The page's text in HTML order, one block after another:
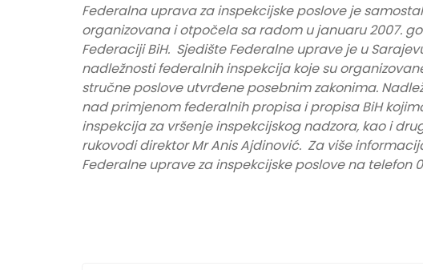
Federalna uprava za inspekcijske poslove je
organizovana i otpočela sa radom u januaru 2007.
Federaciji BiH. Sjedište Federalne uprave je u
nadležnosti federalnih inspekcija koje su
stručne poslove utvrđene posebnim zakonima.
nad primjenom federalnih propisa i propisa BiH
inspekcija za vršenje inspekcijskog nadzora, kao i
rukovodi direktor Mr Anis Ajdinović. Za više
Federalne uprave za inspekcijske poslove na telefon